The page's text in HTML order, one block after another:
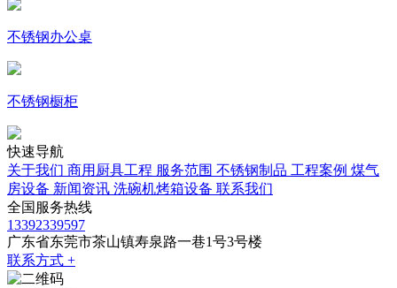
不锈钢办公桌
不锈钢橱柜
快速导航
关于我们 商用厨具工程 服务范围 不锈钢制品 工程案例 煤气
房设备 新闻资讯 洗碗机烤箱设备 联系我们
全国服务热线
13392339597
广东省东莞市茶山镇寿泉路一巷1号3号楼
联系方式 +